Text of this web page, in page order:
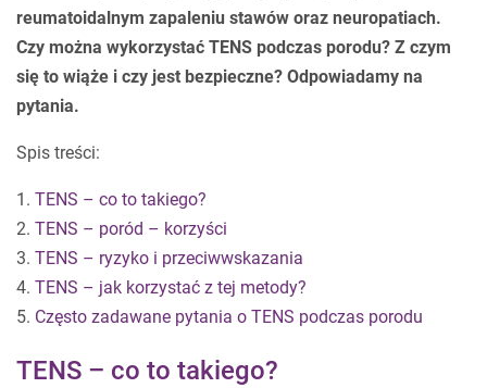
reumatoidalnym zapaleniu stawów oraz neuropatiach.
Czy można wykorzystać TENS podczas porodu? Z czym
się to wiąże i czy jest bezpieczne? Odpowiadamy na
pytania.
Spis treści:
1. TENS – co to takiego?
2. TENS – poród – korzyści
3. TENS – ryzyko i przeciwwskazania
4. TENS – jak korzystać z tej metody?
5. Często zadawane pytania o TENS podczas porodu
TENS – co to takiego?